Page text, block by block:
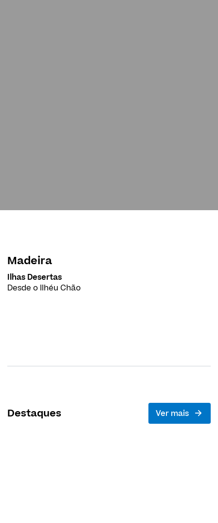
Madeira
Ilhas Desertas
Desde o Ilhéu Chão
Destaques Ver mais